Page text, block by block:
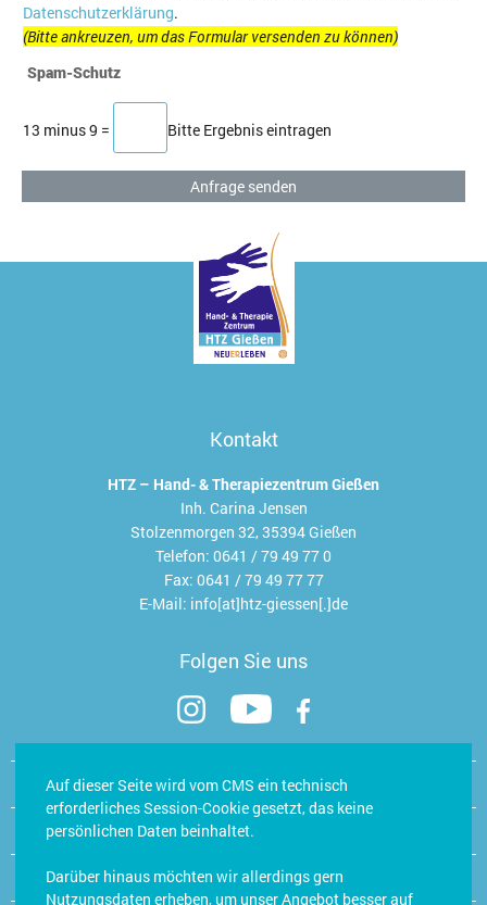
Auf dieser Seite wird vom CMS ein technisch
erforderliches Session-Cookie gesetzt, das keine
persönlichen Daten beinhaltet.
Darüber hinaus möchten wir allerdings gern
Nutzungsdaten erheben, um unser Angebot besser auf
Datenschutzerklärung.
(Bitte ankreuzen, um das Formular versenden zu können)
Spam-Schutz
13 minus 9 = Bitte Ergebnis eintragen
Anfrage senden
Kontakt
HTZ – Hand- & Therapiezentrum Gießen
Inh. Carina Jensen
Stolzenmorgen 32, 35394 Gießen
Telefon: 0641 / 79 49 77 0
Fax: 0641 / 79 49 77 77
E-Mail: info[at]htz-giessen[.]de
Folgen Sie uns
Kontakt
Öffnungszeiten Hand- & Trainingsstudio
Jobs/Karriere